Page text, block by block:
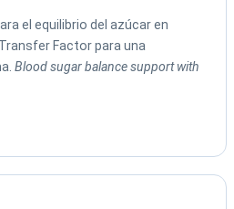
el equilibrio del azúcar en
Factor para una
Blood sugar balance support with